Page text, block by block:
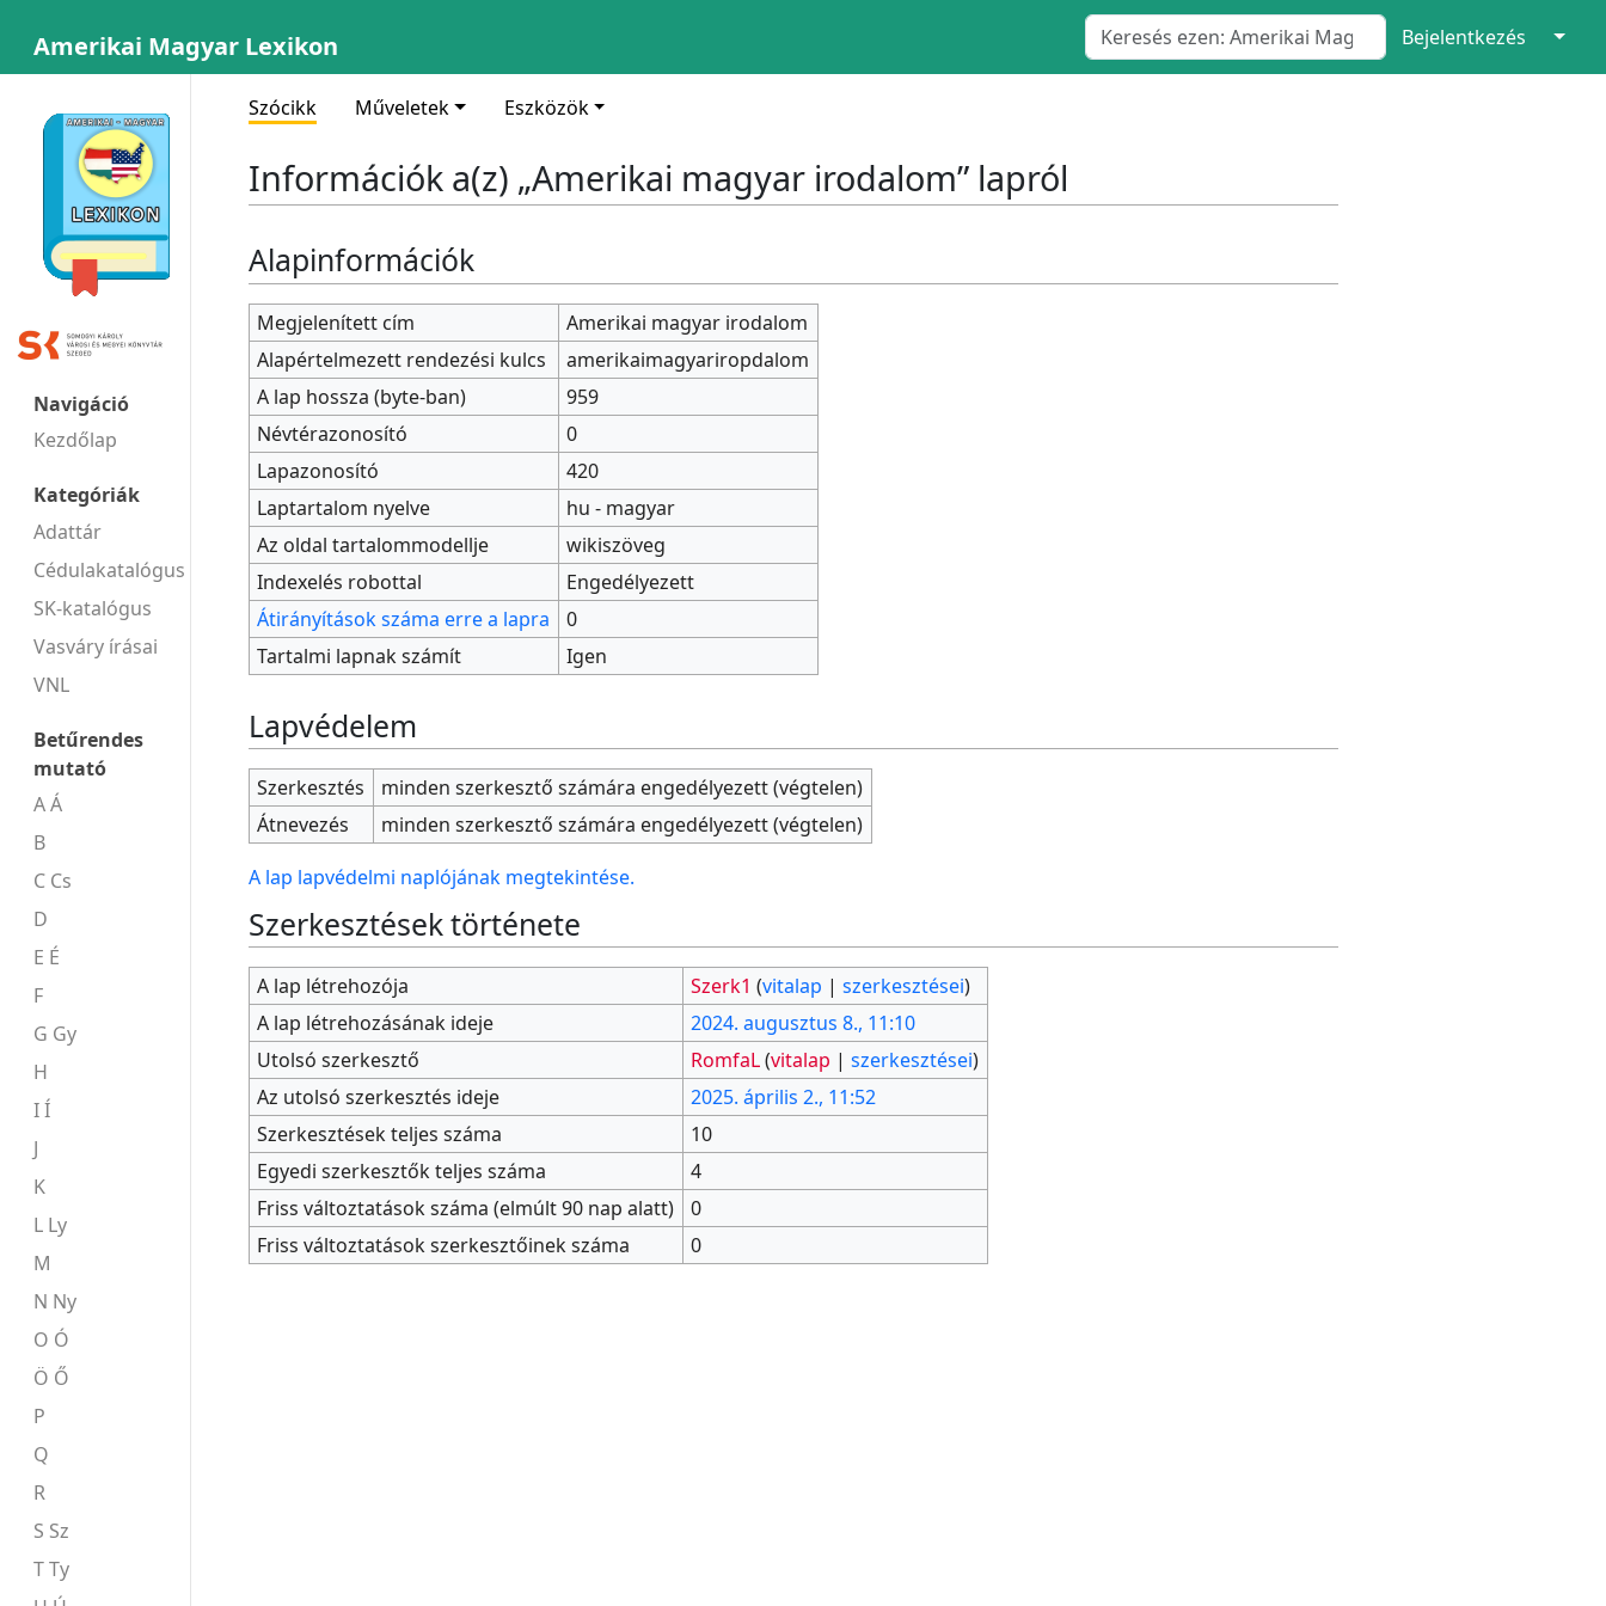
Amerikai Magyar Lexikon Bejelentkezés ↓
Navigáció
Kezdőlap
Kategóriák
Adattár
Cédulakatalógus
SK-katalógus
Vasváry írásai
VNL
Betűrendes
mutató
A Á
B
C Cs
D
E É
F
G Gy
H
I Í
J
K
L Ly
M
N Ny
O Ó
Ö Ő
P
Q
R
S Sz
T Ty
Szócikk Műveletek Eszközök
Információk a(z) „Amerikai magyar irodalom” lapról
Alapinformációk
Megjelenített cím
Amerikai magyar irodalom
Alapértelmezett rendezési kulcs
amerikaimagyariropdalom
A lap hossza (byte-ban)
959
Névtérazonosító
0
Lapazonosító
420
Laptartalom nyelve
hu - magyar
Az oldal tartalommodellje
wikiszöveg
Indexelés robottal
Engedélyezett
Átirányítások száma erre a lapra
0
Tartalmi lapnak számít
Igen
Lapvédelem
Szerkesztés
minden szerkesztő számára engedélyezett (végtelen)
Átnevezés
minden szerkesztő számára engedélyezett (végtelen)
A lap lapvédelmi naplójának megtekintése.
Szerkesztések története
A lap létrehozója Szerk1 (vitalap |szerkesztései)
A lap létrehozásának ideje
2024. augusztus 8., 11:10
Utolsó szerkesztő
RomfaL(vitalap |szerkesztései)
Az utolsó szerkesztés ideje
2025. április 2., 11:52
Szerkesztések teljes száma
10
Egyedi szerkesztők teljes száma
4
Friss változtatások száma (elmúlt 90 nap alatt)
0
Friss változtatások szerkesztőinek száma
0